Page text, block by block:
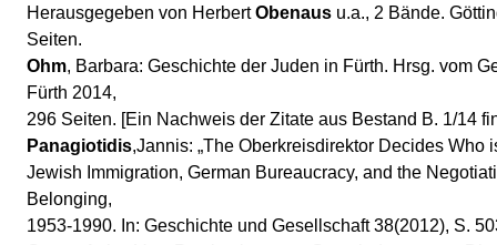
Herausgegeben von HerbertObenaus u.a., 2 Bände.
Seiten.
Ohm, Barbara: Geschichte der Juden in Fürth. Hrsg. vom
Fürth 2014,
296 Seiten. [Ein Nachweis der Zitate aus Bestand B. 1/14
Panagiotidis,Jannis: „The Oberkreisdirektor Decides Who
Jewish Immigration, German Bureaucracy, and the
Belonging,
1953-1990. In: Geschichte und Gesellschaft 38(2012), S.